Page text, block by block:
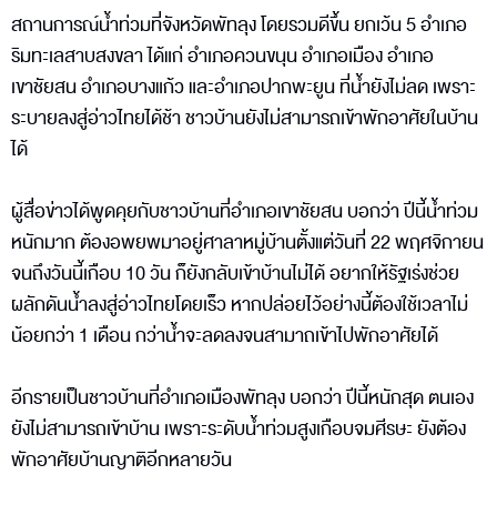
สถานการณ์น้ำท่วมที่จังหวัดพัทลุง โดยรวมดีขึ้น ยกเว้น 5 อำเภอ
ริมทะเลสาบสงขลา ได้แก่ อำเภอควนขนุน อำเภอเมือง อำเภอ
เขาชัยสน อำเภอบางแก้ว และอำเภอปากพะยูน ที่น้ำยังไม่ลด เพราะ
ระบายลงสู่อ่าวไทยได้ช้า ชาวบ้านยังไม่สามารถเข้าพักอาศัยในบ้าน
ได้
ผู้สื่อข่าวได้พูดคุยกับชาวบ้านที่อำเภอเขาชัยสน บอกว่า ปีนี้น้ำท่วม
หนักมาก ต้องอพยพมาอยู่ศาลาหมู่บ้านตั้งแต่วันที่ 22 พฤศจิกายน
จนถึงวันนี้เกือบ 10 วัน ก็ยังกลับเข้าบ้านไม่ได้ อยากให้รัฐเร่งช่วย
ผลักดันน้ำลงสู่อ่าวไทยโดยเร็ว หากปล่อยไว้อย่างนี้ต้องใช้เวลาไม่
น้อยกว่า 1 เดือน กว่าน้ำจะลดลงจนสามาถเข้าไปพักอาศัยได้
อีกรายเป็นชาวบ้านที่อำเภอเมืองพัทลุง บอกว่า ปีนี้หนักสุด ตนเอง
ยังไม่สามารถเข้าบ้าน เพราะระดับน้ำท่วมสูงเกือบจมศีรษะ ยังต้อง
พักอาศัยบ้านญาติอีกหลายวัน